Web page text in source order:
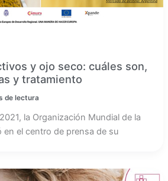
y ojo seco: cuáles son,
y tratamiento
de lectura
la Organización Mundial de la
en el centro de prensa de su